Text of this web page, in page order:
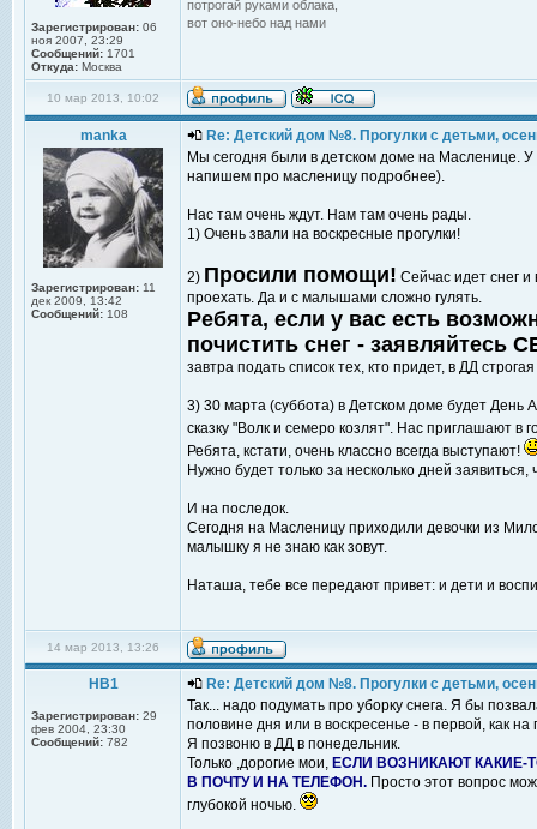
Зарегистрирован: 06
ноя 2007, 23:29
Сообщений: 1701
Откуда: Москва
потрогай руками облака,
вот оно-небо над нами
10 мар 2013, 10:02
manka
Зарегистрирован: 11
дек 2009, 13:42
Сообщений: 108
Re: Детский дом №8. Прогулки с детьми,
Мы сегодня были в детском доме на Масленице. У
напишем про масленицу подробнее).
Нас там очень ждут. Нам там очень рады.
1) Очень звали на воскресные прогулки!
2) Просили помощи! Сейчас идет снег
проехать. Да и с малышами сложно гулять.
Ребята, если у вас есть
почистить снег - заявляйтесь
завтра подать список тех, кто придет, в ДД
3) 30 марта (суббота) в Детском доме будет День
сказку "Волк и семеро козлят". Нас приглашают в
Ребята, кстати, очень классно всегда выступают!
Нужно будет только за несколько дней
И на последок.
Сегодня на Масленицу приходили девочки из
малышку я не знаю как зовут.
Наташа, тебе все передают привет: и дети и
14 мар 2013, 13:26
НВ1
Зарегистрирован: 29
фев 2004, 23:30
Сообщений: 782
Re: Детский дом №8. Прогулки с детьми,
Так... надо подумать про уборку снега. Я бы
половине дня или в воскресенье - в первой, как на
Я позвоню в ДД в понедельник.
Только ,дорогие мои, ЕСЛИ ВОЗНИКАЮТ
В ПОЧТУ И НА ТЕЛЕФОН. Просто этот вопрос
глубокой ночью.